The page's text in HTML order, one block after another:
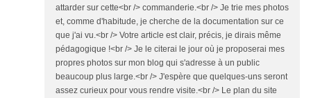
attarder sur cette<br /> commanderie.<br /> Je trie mes photos
et, comme d'habitude, je cherche de la documentation sur ce
que j'ai vu.<br /> Votre article est clair, précis, je dirais même
pédagogique !<br /> Je le citerai le jour où je proposerai mes
propres photos sur mon blog qui s'adresse à un public
beaucoup plus large.<br /> J'espère que quelques-uns seront
assez curieux pour vous rendre visite.<br /> Le plan du site